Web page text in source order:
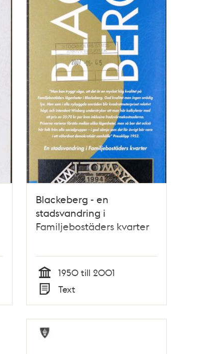
Blackeberg - en
stadsvandring i
Familjebostäders kvarter
Tid
1950 till 2001
Typ
Text